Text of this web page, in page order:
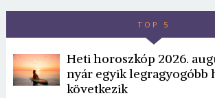
TOP 5
Heti horoszkóp 2026.
nyár egyik legragyogóbb
következik